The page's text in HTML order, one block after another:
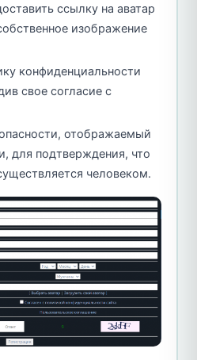
ссылку на аватар
изображение
конфиденциальности
свое согласие с
отображаемый
для подтверждения, что
человеком.